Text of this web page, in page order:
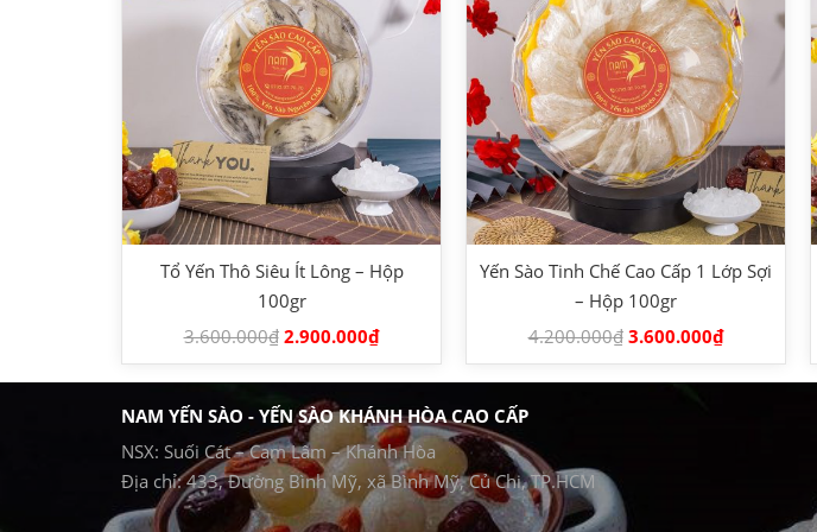
Tổ Yến Thô Siêu Ít Lông – Hộp
100gr
3.600.000₫ 2.900.000₫
Yến Sào Tinh Chế Cao Cấp 1 Lớp Sợi
– Hộp 100gr
4.200.000₫ 3.600.000₫
NAM YẾN SÀO - YẾN SÀO KHÁNH HÒA CAO CẤP
NSX: Suối Cát – Cam Lâm – Khánh Hòa
Địa chỉ: 433, Đường Bình Mỹ, xã Bình Mỹ, Củ Chi, TP.HCM